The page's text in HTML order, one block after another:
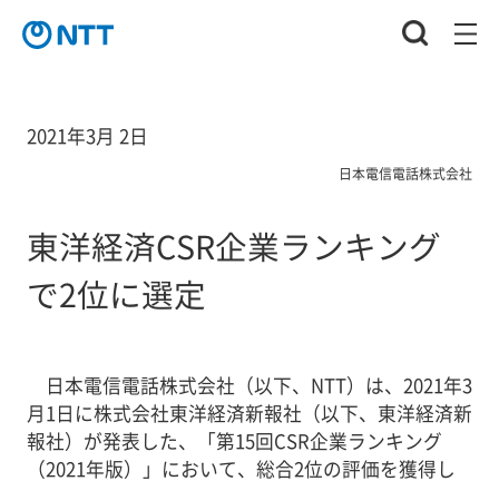
2021年3月 2日
日本電信電話株式会社
東洋経済CSR企業ランキング
で2位に選定
日本電信電話株式会社（以下、NTT）は、2021年3
月1日に株式会社東洋経済新報社（以下、東洋経済新
報社）が発表した、「第15回CSR企業ランキング
（2021年版）」において、総合2位の評価を獲得し